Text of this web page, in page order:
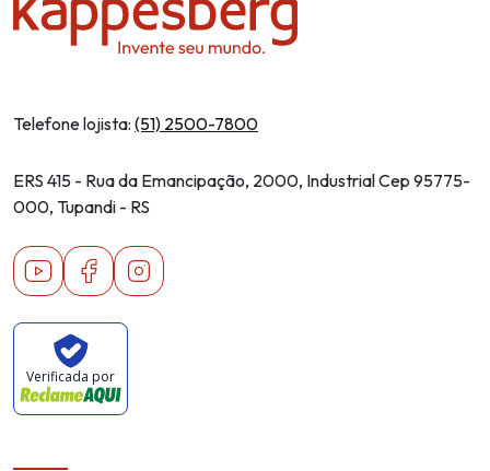
Telefone lojista: (51) 2500-7800
ERS 415 - Rua da Emancipação, 2000, Industrial Cep 95775-
000, Tupandi - RS
YoutubeFacebookInstagram
Verificada por